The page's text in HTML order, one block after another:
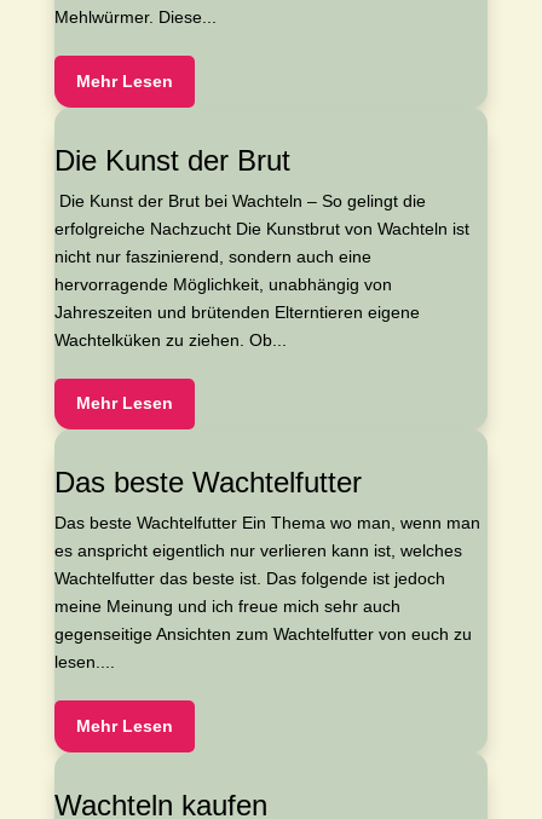
Mehlwürmer. Diese...
Mehr Lesen
Die Kunst der Brut
​ Die Kunst der Brut bei Wachteln – So gelingt die
erfolgreiche Nachzucht Die Kunstbrut von Wachteln ist
nicht nur faszinierend, sondern auch eine
hervorragende Möglichkeit, unabhängig von
Jahreszeiten und brütenden Elterntieren eigene
Wachtelküken zu ziehen. Ob...
Mehr Lesen
Das beste Wachtelfutter
Das beste Wachtelfutter Ein Thema wo man, wenn man
es anspricht eigentlich nur verlieren kann ist, welches
Wachtelfutter das beste ist. Das folgende ist jedoch
meine Meinung und ich freue mich sehr auch
gegenseitige Ansichten zum Wachtelfutter von euch zu
lesen....
Mehr Lesen
Wachteln kaufen